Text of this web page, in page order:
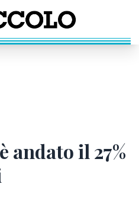
andato il 27%